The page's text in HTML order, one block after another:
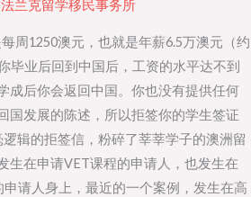
法兰克留学移民事务所
周1250澳元，也就是年薪6.5万澳元（约
毕业后回到中国后，工资的水平达不到
成后你会返回中国。你也没有提供任何
国发展的陈述，所以拒签你的学生签证
辑的拒签信，粉碎了莘莘学子的澳洲留
生在申请VET课程的申请人，也发生在
申请人身上，最近的一个案例，发生在高